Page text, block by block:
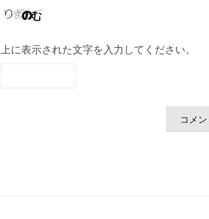
上に表示された文字を入力してください。